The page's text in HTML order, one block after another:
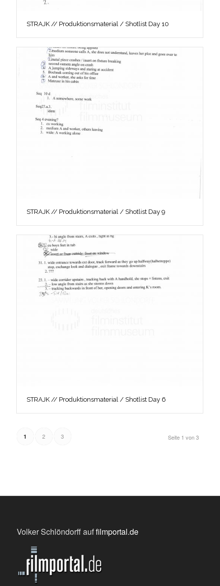
STRAJK // Produktionsmaterial / Shotlist Day 10
STRAJK // Produktionsmaterial / Shotlist Day 9
STRAJK // Produktionsmaterial / Shotlist Day 6
Seite 1 von 3
1 2 3
Volker Schlöndorff auffilmportal.de